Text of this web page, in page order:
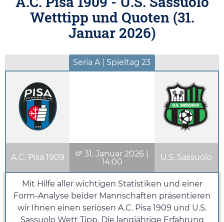
Wetttipp und Quoten (31.
Januar 2026)
Seria A | Spieltag 23
A.C. Pisa 1909 31. Januar 2026
14:00
U.S. Sassuolo
Mit Hilfe aller wichtigen Statistiken und einer
Form-Analyse beider Mannschaften präsentieren
wir Ihnen einen seriösen A.C. Pisa 1909 und U.S.
Sassuolo Wett Tipp. Die langjährige Erfahrung